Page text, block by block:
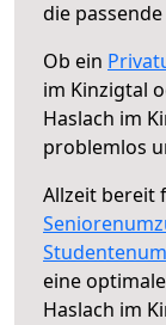
die
Ob ein
im Kinzigtal
Haslach im
problemlos
Allzeit bereit
eine optimale
Haslach im